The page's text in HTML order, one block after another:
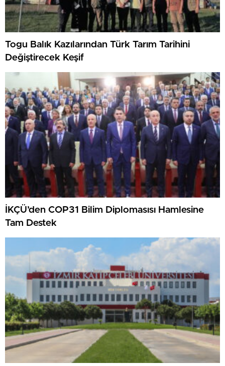
Togu Balık Kazılarından Türk Tarım Tarihini
Değiştirecek Keşif
İKÇÜ’den COP31 Bilim Diplomasısı Hamlesine
Tam Destek